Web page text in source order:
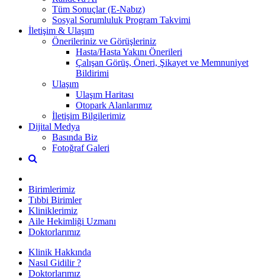
Tüm Sonuçlar (E-Nabız)
Sosyal Sorumluluk Program Takvimi
İletişim & Ulaşım
Önerileriniz ve Görüşleriniz
Hasta/Hasta Yakını Önerileri
Çalışan Görüş, Öneri, Şikayet ve Memnuniyet
Bildirimi
Ulaşım
Ulaşım Haritası
Otopark Alanlarımız
İletişim Bilgilerimiz
Dijital Medya
Basında Biz
Fotoğraf Galeri
Birimlerimiz
Tıbbi Birimler
Kliniklerimiz
Aile Hekimliği Uzmanı
Doktorlarımız
Klinik Hakkında
Nasıl Gidilir ?
Doktorlarımız